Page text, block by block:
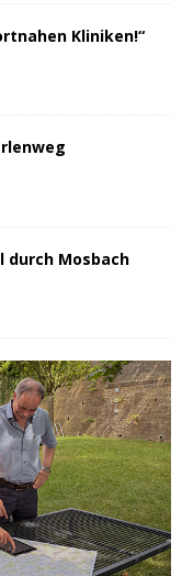
Kliniken!“
durch Mosbach